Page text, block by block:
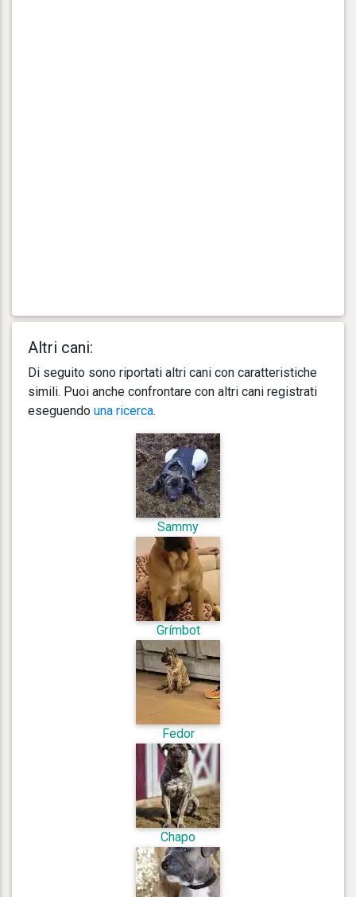
Altri cani:
Di seguito sono riportati altri cani con caratteristiche
simili. Puoi anche confrontare con altri cani registrati
eseguendo una ricerca.
Sammy
Grímbot
Fedor
Chapo